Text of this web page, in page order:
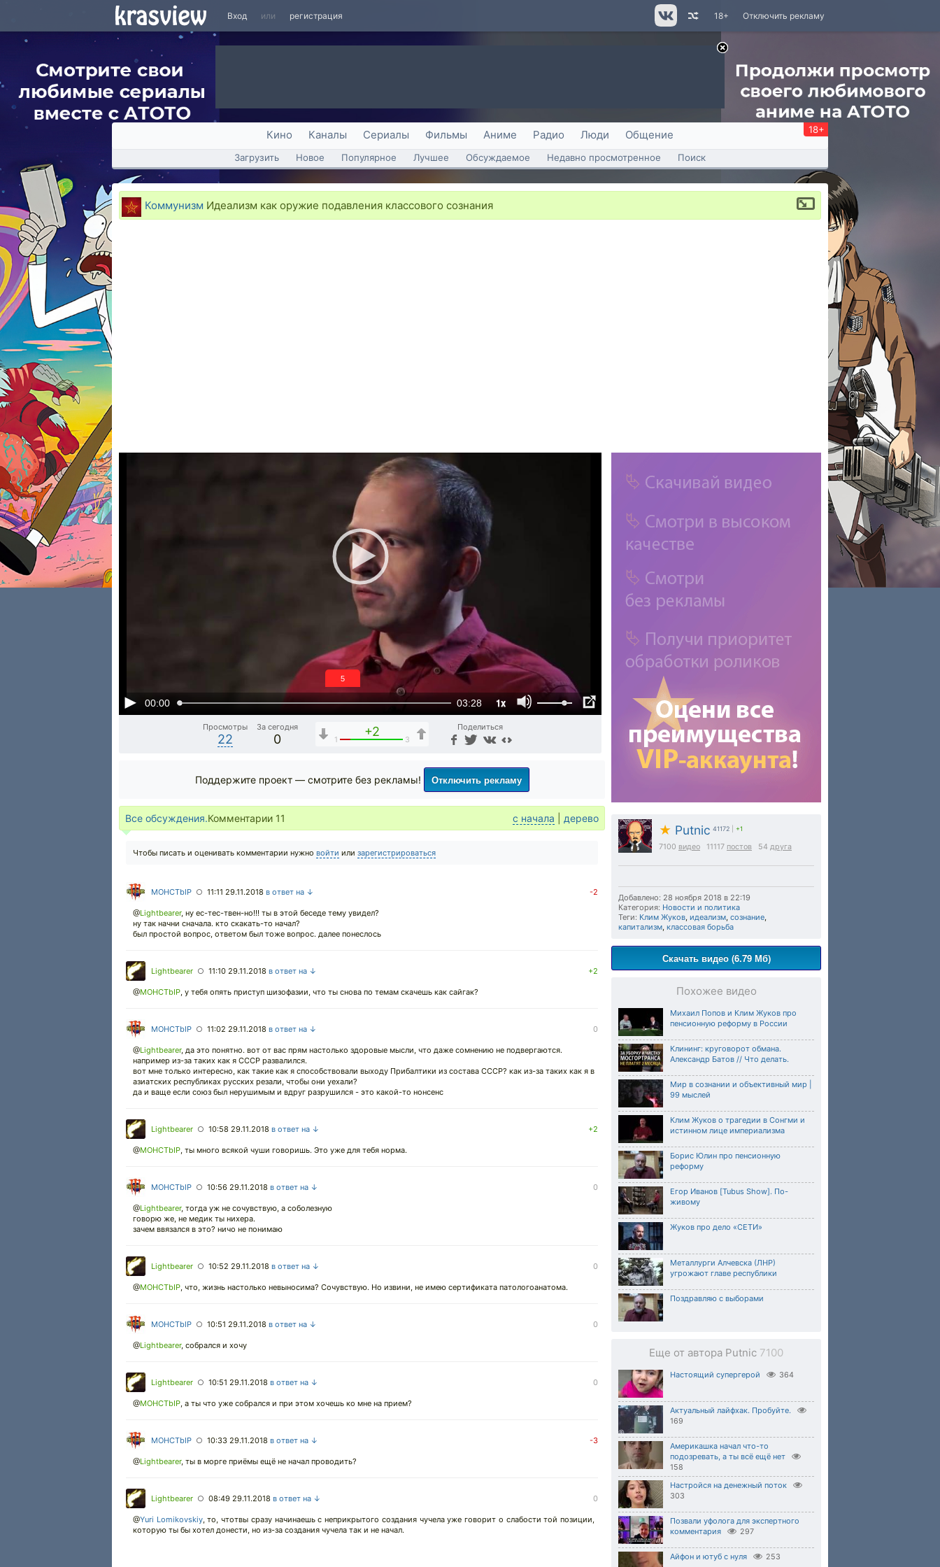
Вход или регистрация Отключить рекламу
18+
Кино Каналы Сериалы Фильмы Аниме Радио Люди Общение 18+
Загрузить Новое Популярное Лучшее Обсуждаемое Недавно просмотренное Поиск
Коммунизм Идеализм как оружие подавления классового сознания
00:00 03:28 1x
4
Просмотры
22
За сегодня
0
+2
1 3
Поделиться
★ Putnic 41172 +1
7100 видео 11117 постов 54 друга
Добавлено: 28 ноября 2018 в 22:19
Категория: Новости и политика
Теги: Клим Жуков, идеализм, сознание,
капитализм, классовая борьба
Скачать видео (6.79 Мб)
Похожее видео
Михаил Попов и Клим Жуков про
пенсионную реформу в России
Клининг: круговорот обмана.
Александр Батов // Что делать.
Мир в сознании и объективный мир |
99 мыслей
Клим Жуков о трагедии в Сонгми и
истинном лице империализма
Борис Юлин про пенсионную
реформу
Егор Иванов [Tubus Show]. По-
живому
Жуков про дело «СЕТИ»
Металлурги Алчевска (ЛНР)
угрожают главе республики
Поздравляю с выборами
Еще от автора Putnic 7100
Настоящий супергерой 364
Актуальный лайфхак. Пробуйте.
169
Америкашка начал что-то
подозревать, а ты всё ещё нет
158
Настройся на денежный поток
303
Позвали уфолога для экспертного
комментария
297
Айфон и ютуб с нуля 253
Поддержите проект — смотрите без рекламы! Отключить рекламу
Все обсуждения.Комментарии 11 с начала дерево
Чтобы писать и оценивать комментарии нужно войти или зарегистрироваться
MOHCTbIP ○ 11:11 29.11.2018 в ответ на ↓ -2
@Lightbearer, ну ес-тес-твен-но!!! ты в этой беседе тему увидел?
ну так начни сначала. кто скакать-то начал?
был простой вопрос, ответом был тоже вопрос. далее понеслось
Lightbearer ○ 11:10 29.11.2018 в ответ на ↓ +2
@MOHCTbIP, у тебя опять приступ шизофазии, что ты снова по темам скачешь как сайгак?
MOHCTbIP ○ 11:02 29.11.2018 в ответ на ↓ 0
@Lightbearer, да это понятно. вот от вас прям настолько здоровые мысли, что даже сомнению не подвергаются.
например из-за таких как я СССР развалился.
вот мне только интересно, как такие как я способствовали выходу Прибалтики из состава СССР? как из-за таких как я в
азиатских республиках русских резали, чтобы они уехали?
да и ваще если союз был нерушимым и вдруг разрушился - это какой-то нонсенс
Lightbearer ○ 10:58 29.11.2018 в ответ на ↓ +2
@MOHCTbIP, ты много всякой чуши говоришь. Это уже для тебя норма.
MOHCTbIP ○ 10:56 29.11.2018 в ответ на ↓ 0
@Lightbearer, тогда уж не сочувствую, а соболезную
говорю же, не медик ты нихера.
зачем ввязался в это? ничо не понимаю
Lightbearer ○ 10:52 29.11.2018 в ответ на ↓ 0
@MOHCTbIP, что, жизнь настолько невыносима? Сочувствую. Но извини, не имею сертификата патологоанатома.
MOHCTbIP ○ 10:51 29.11.2018 в ответ на ↓ 0
@Lightbearer, собрался и хочу
Lightbearer ○ 10:51 29.11.2018 в ответ на ↓ 0
@MOHCTbIP, а ты что уже собрался и при этом хочешь ко мне на прием?
MOHCTbIP ○ 10:33 29.11.2018 в ответ на ↓ -3
@Lightbearer, ты в морге приёмы ещё не начал проводить?
Lightbearer ○ 08:49 29.11.2018 в ответ на ↓ 0
@Yuri Lomikovskiy,то, чтотвы сразу начинаешь с неприкрытого создания чучела уже говорит о слабости той позиции,
которую ты бы хотел донести, но из-за создания чучела так и не начал.